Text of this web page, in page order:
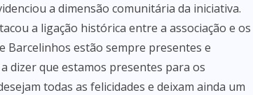
a dimensão comunitária da iniciativa.
a ligação histórica entre a associação e os
Barcelinhos estão sempre presentes e
dizer que estamos presentes para os
todas as felicidades e deixam ainda um